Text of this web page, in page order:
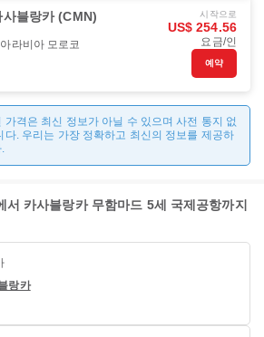
사블랑카 (CMN)
라비아 모로코
시작으로
US$ 254.56
요금/인
예약
가격은 최신 정보가 아닐 수 있으며 사전 통지 없
다. 우리는 가장 정확하고 최신의 정보를 제공하
서 카사블랑카 무함마드 5세 국제공항까지
랑카